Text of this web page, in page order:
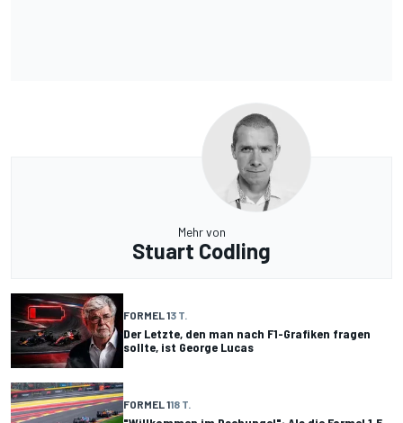
Mehr von
Stuart Codling
FORMEL 13 T.
Der Letzte, den man nach F1-Grafiken fragen
sollte, ist George Lucas
FORMEL 118 T.